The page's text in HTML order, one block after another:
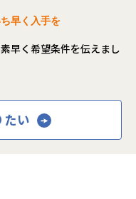
早く入手を
早く希望条件を伝えまし
たい